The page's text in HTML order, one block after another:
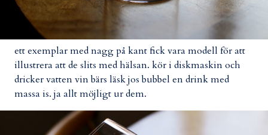
ett exemplar med nagg på kant fick vara modell för att
illustrera att de slits med hälsan. kör i diskmaskin och
dricker vatten vin bärs läsk jos bubbel en drink med
massa is. ja allt möjligt ur dem.